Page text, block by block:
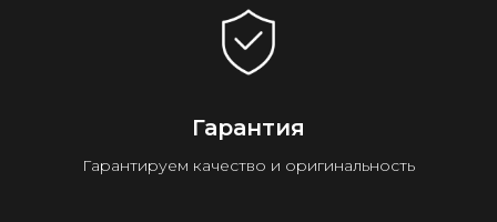
Гарантия
Гарантируем качество и оригинальность